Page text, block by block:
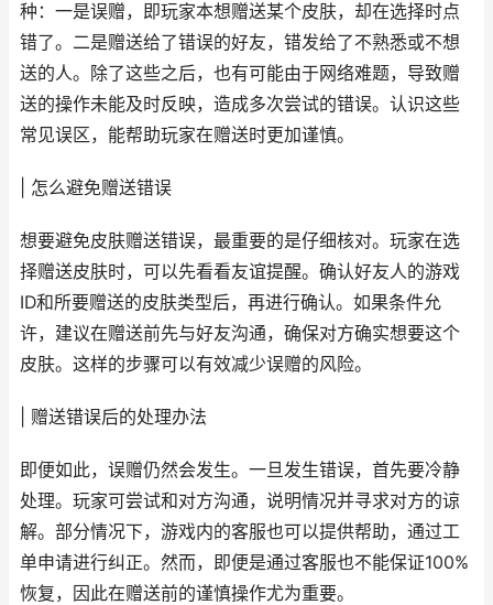
种：一是误赠，即玩家本想赠送某个皮肤，却在选择时点
错了。二是赠送给了错误的好友，错发给了不熟悉或不想
送的人。除了这些之后，也有可能由于网络难题，导致赠
送的操作未能及时反映，造成多次尝试的错误。认识这些
常见误区，能帮助玩家在赠送时更加谨慎。
| 怎么避免赠送错误
想要避免皮肤赠送错误，最重要的是仔细核对。玩家在选
择赠送皮肤时，可以先看看友谊提醒。确认好友人的游戏
ID和所要赠送的皮肤类型后，再进行确认。如果条件允
许，建议在赠送前先与好友沟通，确保对方确实想要这个
皮肤。这样的步骤可以有效减少误赠的风险。
| 赠送错误后的处理办法
即便如此，误赠仍然会发生。一旦发生错误，首先要冷静
处理。玩家可尝试和对方沟通，说明情况并寻求对方的谅
解。部分情况下，游戏内的客服也可以提供帮助，通过工
单申请进行纠正。然而，即便是通过客服也不能保证100%
恢复，因此在赠送前的谨慎操作尤为重要。